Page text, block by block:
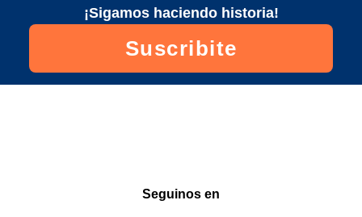
¡Sigamos haciendo historia!
Suscribite
Seguinos en